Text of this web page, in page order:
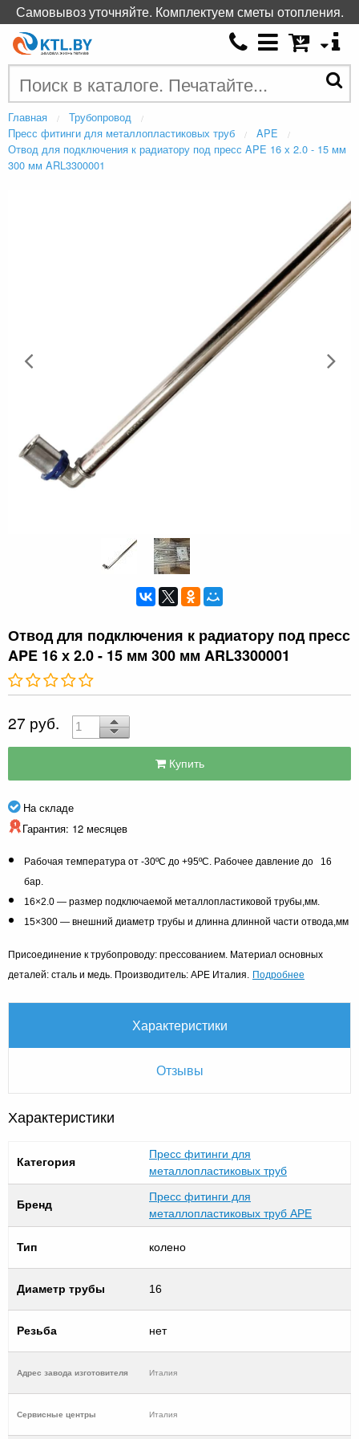
Главная
Трубопровод
Пресс фитинги для металлопластиковых труб
APE
Отвод для подключения к радиатору под пресс APE 16 х 2.0 - 15 мм
300 мм ARL3300001
Отвод для подключения к радиатору под пресс
APE 16 х 2.0 - 15 мм 300 мм ARL3300001
27 руб.
Купить
На складе
Гарантия: 12 месяцев
Рабочая температура от -30ºС до +95ºС. Рабочее давление до 16
бар.
16×2.0 — размер подключаемой металлопластиковой трубы,мм.
15×300 — внешний диаметр трубы и длинна длинной части отвода,мм
Присоединение к трубопроводу: прессованием. Материал основных
деталей: сталь и медь. Производитель: APE Италия.
Подробнее
Характеристики
Отзывы
Характеристики
Категория
Пресс фитинги для
металлопластиковых труб
Бренд
Пресс фитинги для
металлопластиковых труб APE
Тип колено
Диаметр трубы 16
Резьба нет
Адрес завода изготовителя Италия
Cервисные центры Италия
Самовывоз уточняйте. Комплектуем сметы отопления.